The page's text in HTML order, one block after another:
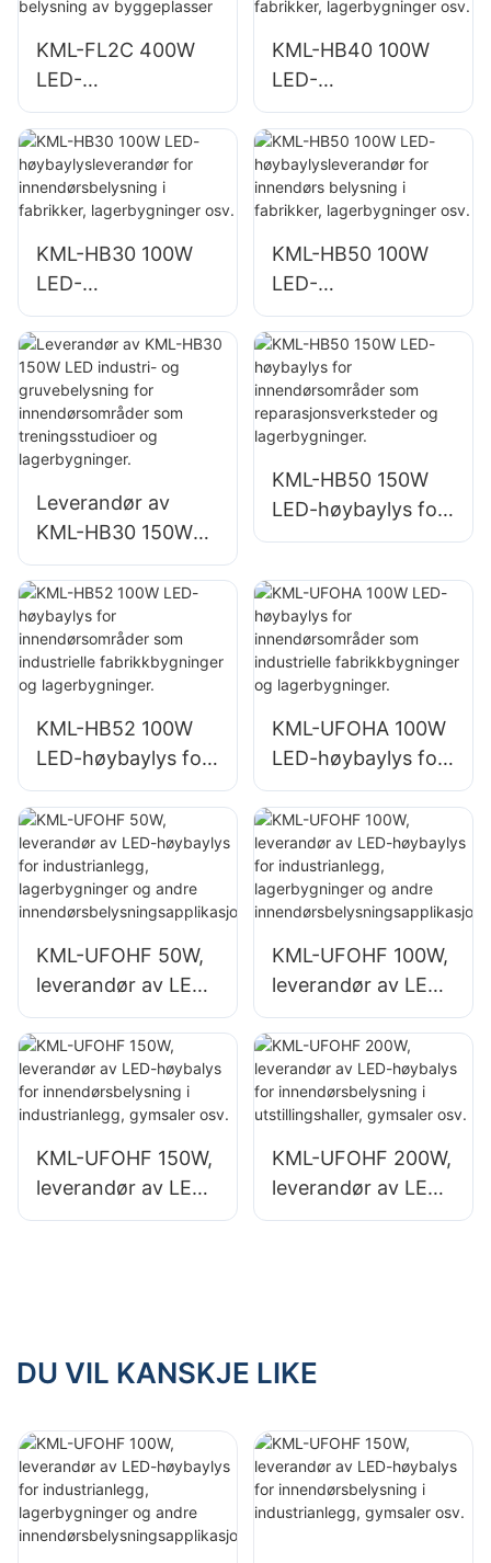
KML-FL2C 400W
LED-
flomlysleverandør
for utendørs
bygningsfasader
og belysning av
KML-HB40 100W
LED-
høybaylysleverand
ør for
innendørsbelysning
i fabrikker,
KML-HB30 100W
LED-
høybaylysleverand
ør for
innendørsbelysning
i fabrikker,
lagerbygninger osv.
KML-HB50 100W
LED-
høybaylysleverand
ør for innendørs
belysning i
fabrikker,
lagerbygninger osv.
Leverandør av
KML-HB30 150W
LED industri- og
gruvebelysning for
innendørsområder
som
treningsstudioer og
KML-HB50 150W
LED-høybaylys for
innendørsområder
reparasjonsverkste
der og
lagerbygninger.
KML-HB52 100W
LED-høybaylys for
innendørsområder
som industrielle
fabrikkbygninger
og lagerbygninger.
KML-UFOHA 100W
LED-høybaylys for
innendørsområder
som industrielle
fabrikkbygninger
og lagerbygninger.
KML-UFOHF 50W,
leverandør av LED-
høybaylys for
industrianlegg,
lagerbygninger og
andre
sapplikasjoner.
KML-UFOHF 100W,
leverandør av LED-
høybaylys for
industrianlegg,
lagerbygninger og
andre
sapplikasjoner.
KML-UFOHF 150W,
leverandør av LED-
høybalys for
KML-UFOHF 200W,
leverandør av LED-
høybalys for
DU VIL KANSKJE LIKE